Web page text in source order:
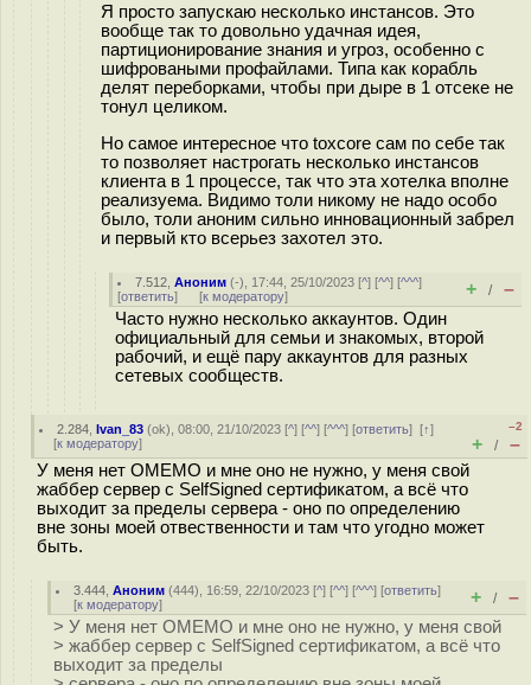
Я просто запускаю несколько инстансов. Это
вообще так то довольно удачная идея,
партиционирование знания и угроз, особенно с
шифроваными профайлами. Типа как корабль
делят переборками, чтобы при дыре в 1 отсеке не
тонул целиком.
Но самое интересное что toxcore сам по себе так
то позволяет настрогать несколько инстансов
клиента в 1 процессе, так что эта хотелка вполне
реализуема. Видимо толи никому не надо особо
было, толи аноним сильно инновационный забрел
и первый кто всерьез захотел это.
7.512 ,Аноним (-), 17:44, 25/10/2023 [^] [^^] [^^^]
[ответить] [к модератору] + / –
Часто нужно несколько аккаунтов. Один
официальный для семьи и знакомых, второй
рабочий, и ещё пару аккаунтов для разных
сетевых сообществ.
2.284 ,Ivan_83 (ok), 08:00, 21/10/2023 [^] [^^] [^^^] [ответить][↑]
[к модератору]
–2
+ / –
У меня нет OMEMO и мне оно не нужно, у меня свой
жаббер сервер с SelfSigned сертификатом, а всё что
выходит за пределы сервера - оно по определению
вне зоны моей отвественности и там что угодно может
быть.
3.444 ,Аноним (444), 16:59, 22/10/2023 [^] [^^] [^^^] [ответить]
[к модератору] + / –
> У меня нет OMEMO и мне оно не нужно, у меня свой
> жаббер сервер с SelfSigned сертификатом, а всё что
выходит за пределы